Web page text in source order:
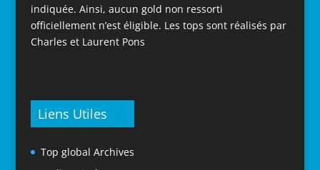
indiquée. Ainsi, aucun gold non ressorti
officiellement n’est éligible. Les tops sont réalisés par
Charles et Laurent Pons
Liens Utiles
Top global Archives